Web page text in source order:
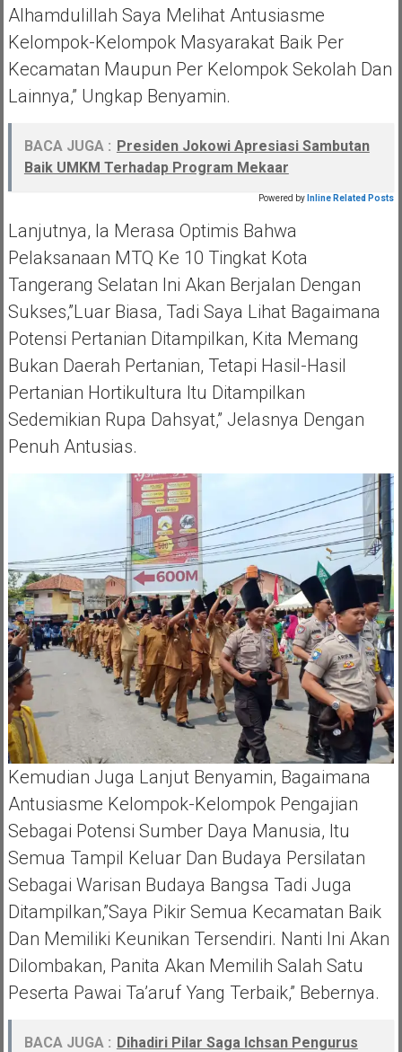
Alhamdulillah Saya Melihat Antusiasme
Kelompok-Kelompok Masyarakat Baik Per
Kecamatan Maupun Per Kelompok Sekolah Dan
Lainnya,” Ungkap Benyamin.
BACA JUGA : Presiden Jokowi Apresiasi Sambutan
Baik UMKM Terhadap Program Mekaar
Powered by Inline Related Posts
Lanjutnya, Ia Merasa Optimis Bahwa
Pelaksanaan MTQ Ke 10 Tingkat Kota
Tangerang Selatan Ini Akan Berjalan Dengan
Sukses,”luar Biasa, Tadi Saya Lihat Bagaimana
Potensi Pertanian Ditampilkan, Kita Memang
Bukan Daerah Pertanian, Tetapi Hasil-Hasil
Pertanian Hortikultura Itu Ditampilkan
Sedemikian Rupa Dahsyat,” Jelasnya Dengan
Penuh Antusias.
Kemudian Juga Lanjut Benyamin, Bagaimana
Antusiasme Kelompok-Kelompok Pengajian
Sebagai Potensi Sumber Daya Manusia, Itu
Semua Tampil Keluar Dan Budaya Persilatan
Sebagai Warisan Budaya Bangsa Tadi Juga
Ditampilkan,”saya Pikir Semua Kecamatan Baik
Dan Memiliki Keunikan Tersendiri. Nanti Ini Akan
Dilombakan, Panita Akan Memilih Salah Satu
Peserta Pawai Ta’aruf Yang Terbaik,” Bebernya.
BACA JUGA : Dihadiri Pilar Saga Ichsan Pengurus